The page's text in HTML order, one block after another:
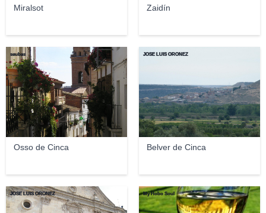
Miralsot Zaidín
Osso de Cinca
seubas
Belver de Cinca
JOSE LUIS OROÑEZ
JOSE LUIS OROÑEZ My Hobo Soul